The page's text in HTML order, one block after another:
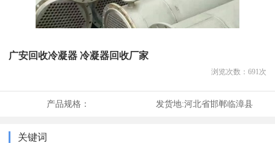
广安回收冷凝器 冷凝器回收厂家
浏览次数： 691次
产品规格： 发货地:河北省邯郸临漳县
关键词